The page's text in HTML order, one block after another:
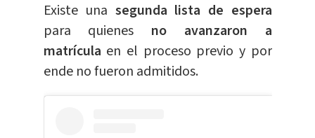
Existe una segunda lista de espera
para quienes no avanzaron a
matrícula en el proceso previo y por
ende no fueron admitidos.